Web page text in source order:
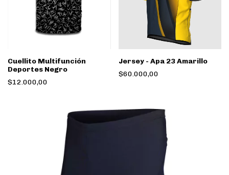
Cuellito Multifunción
Deportes Negro
$12.000,00
Jersey - Apa 23 Amarillo
$60.000,00